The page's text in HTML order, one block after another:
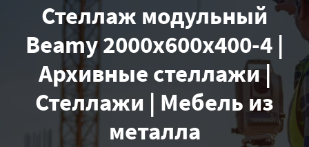
Стеллаж модульный
Beamy 2000x600x400-4 |
Архивные стеллажи |
Стеллажи | Мебель из
металла